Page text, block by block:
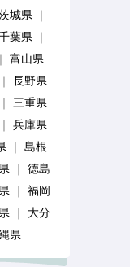
城県 ｜
葉県 ｜
富山県
｜ 長野県
｜ 三重県
｜ 兵庫県
｜ 島根
｜ 徳島
｜ 福岡
｜ 大分
県